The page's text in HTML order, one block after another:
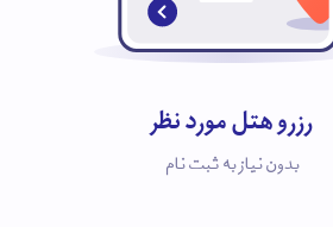
رزرو هتل مورد نظر
بدون نیاز به ثبت نام